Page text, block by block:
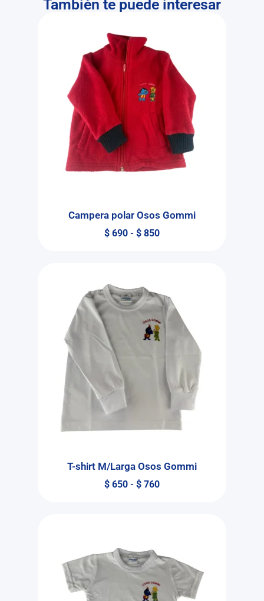
También te puede interesar
Campera polar Osos Gommi
$ 690 - $ 850
T-shirt M/Larga Osos Gommi
$ 650 - $ 760